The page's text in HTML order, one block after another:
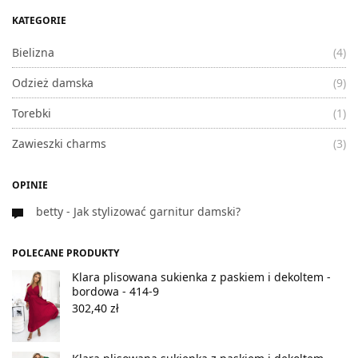
KATEGORIE
Bielizna
(4)
Odzież damska
(9)
Torebki
(1)
Zawieszki charms
(3)
OPINIE
betty - Jak stylizować garnitur damski?
POLECANE PRODUKTY
Klara plisowana sukienka z paskiem i dekoltem -
bordowa - 414-9
302,40 zł